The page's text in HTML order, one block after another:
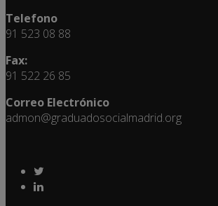
Telefono
91 523 08 88
Fax:
91 522 26 85
Correo Electrónico
admon@graduadosocialmadrid.org